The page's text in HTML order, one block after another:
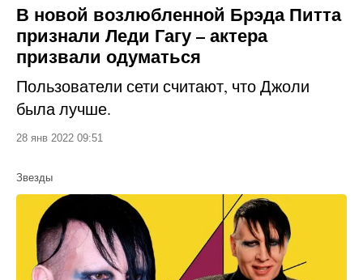
В новой возлюбленной Брэда Питта
признали Леди Гагу – актера
призвали одуматься
Пользователи сети считают, что Джоли
была лучше.
28 янв 2022 09:51
Звезды